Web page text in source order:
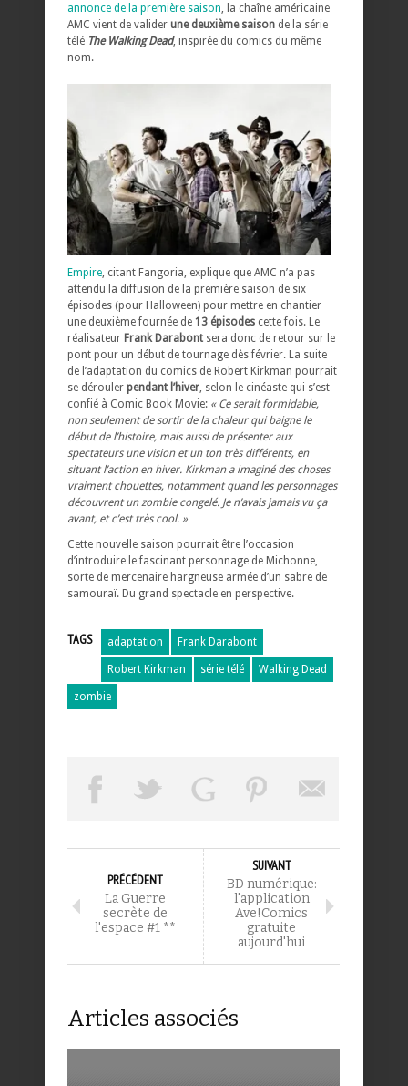
annonce de la première saison , la chaîne américaine
AMC vient de valider une deuxième saison de la série
télé The Walking Dead, inspirée du comics du même
nom.
Empire , citant Fangoria, explique que AMC n’a pas
attendu la diffusion de la première saison de six
épisodes (pour Halloween) pour mettre en chantier
une deuxième fournée de 13 épisodes cette fois. Le
réalisateur Frank Darabont sera donc de retour sur le
pont pour un début de tournage dès février. La suite
de l’adaptation du comics de Robert Kirkman pourrait
se dérouler pendant l’hiver , selon le cinéaste qui s’est
confié à Comic Book Movie: « Ce serait formidable,
non seulement de sortir de la chaleur qui baigne le
début de l’histoire, mais aussi de présenter aux
spectateurs une vision et un ton très différents, en
situant l’action en hiver. Kirkman a imaginé des choses
vraiment chouettes, notamment quand les personnages
découvrent un zombie congelé. Je n’avais jamais vu ça
avant, et c’est très cool. »
Cette nouvelle saison pourrait être l’occasion
d’introduire le fascinant personnage de Michonne,
sorte de mercenaire hargneuse armée d’un sabre de
samouraï. Du grand spectacle en perspective.
TAGS adaptation Frank Darabont
Robert Kirkman série télé Walking Dead
zombie
PRÉCÉDENT
La Guerre
secrète de
l'espace #1 **
SUIVANT
BD numérique:
l'application
Ave!Comics
gratuite
aujourd'hui
Articles associés